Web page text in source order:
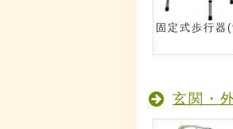
固定式歩行器
玄関・